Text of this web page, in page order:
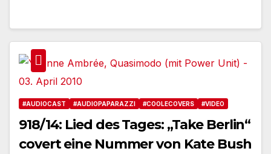
#AUDIOCAST #AUDIOPAPARAZZI #COOLECOVERS #VIDEO
918/14: Lied des Tages: „Take Berlin“
covert eine Nummer von Kate Bush